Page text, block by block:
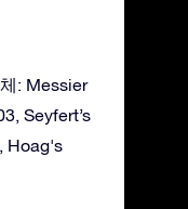
: Messier
Seyfert’s
Hoag's